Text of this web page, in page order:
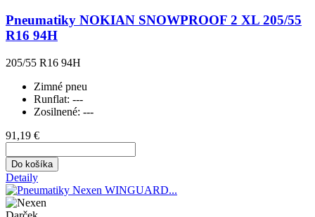
Pneumatiky NOKIAN SNOWPROOF 2 XL 205/55
R16 94H
205/55 R16 94H
Zimné pneu
Runflat: ---
Zosilnené: ---
91,19 €
Do košíka
Detaily